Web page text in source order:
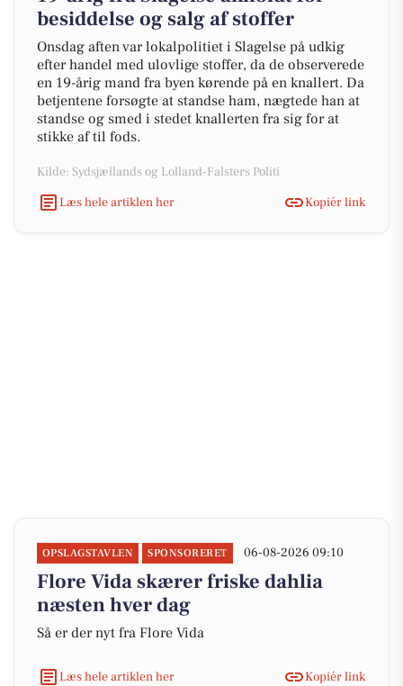
besiddelse og salg af stoffer
Onsdag aften var lokalpolitiet i Slagelse på udkig
efter handel med ulovlige stoffer, da de observerede
en 19-årig mand fra byen kørende på en knallert. Da
betjentene forsøgte at standse ham, nægtede han at
standse og smed i stedet knallerten fra sig for at
stikke af til fods.
Kilde: Sydsjællands og Lolland-Falsters Politi
Læs hele artiklen her
Kopiér link
OPSLAGSTAVLEN SPONSORERET 06-08-2026 09:10
Flore Vida skærer friske dahlia
næsten hver dag
Så er der nyt fra Flore Vida
Læs hele artiklen her Kopiér link